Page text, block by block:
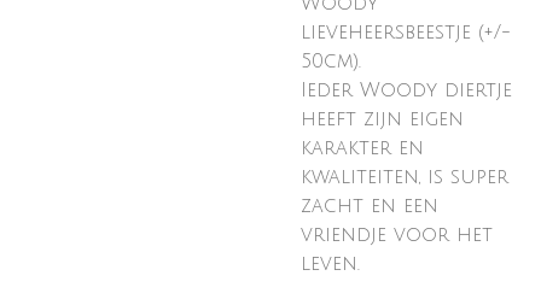
lieveheersbeestje (+/-
50cm).
Ieder Woody diertje
heeft zijn eigen
karakter en
kwaliteiten, is super
zacht en een
vriendje voor het
leven.